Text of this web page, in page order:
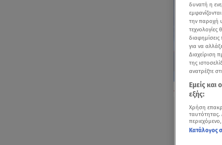
Απόσπασμα
δυνατή η
την παροχή
για να
Διαχείριση
της
ανατρέξτε
Εμείς και
εξής:
Χρήση
Κατάλογος